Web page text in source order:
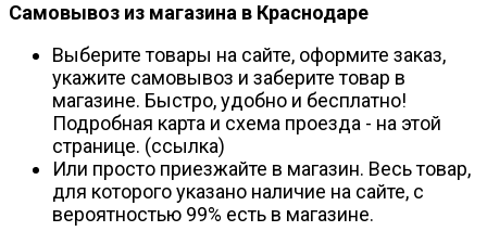
Самовывоз из магазина в Краснодаре
Выберите товары на сайте, оформите заказ,
укажите самовывоз и заберите товар в
магазине. Быстро, удобно и бесплатно!
Подробная карта и схема проезда - на этой
странице. (ссылка)
Или просто приезжайте в магазин. Весь товар,
для которого указано наличие на сайте, с
вероятностью 99% есть в магазине.